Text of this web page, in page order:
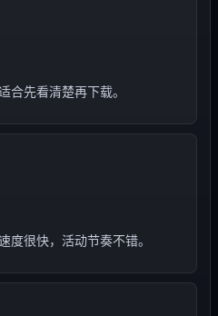
合先看清楚再下载。
度很快，活动节奏不错。